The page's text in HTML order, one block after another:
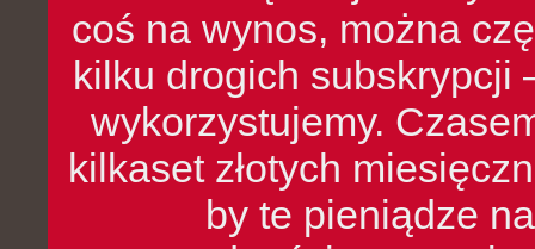
coś na wynos, można
kilku drogich subskrypcji
wykorzystujemy.
kilkaset złotych
by te pieniądze